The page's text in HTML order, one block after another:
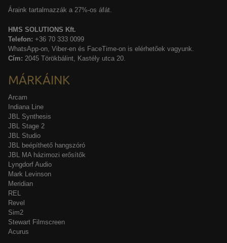
Áraink tartalmazzák a 27%-os áfát.
HMS SOLUTIONS Kft.
Telefon: +36 70 333 0099
WhatsApp-on, Viber-en és FaceTime-on is elérhetőek vagyunk.
Cím: 2045 Törökbálint, Kastély utca 20.
MÁRKÁINK
Arcam
Indiana Line
JBL Synthesis
JBL Stage 2
JBL Studio
JBL beépíthető hangszóró
JBL MA házimozi erősítők
Lyngdorf Audio
Mark Levinson
Meridian
REL
Revel
Sim2
Stewart Filmscreen
Acurus